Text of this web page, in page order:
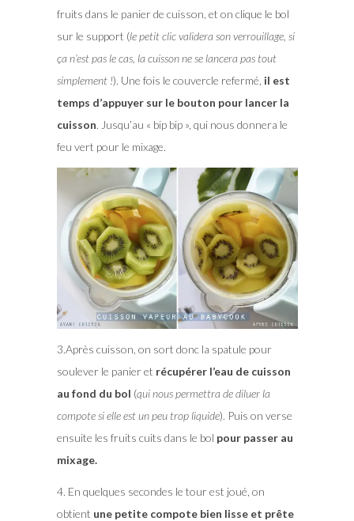
fruits dans le panier de cuisson, et on clique le bol
sur le support (le petit clic validera son verrouillage, si
ça n’est pas le cas, la cuisson ne se lancera pas tout
simplement !). Une fois le couvercle refermé, il est
temps d’appuyer sur le bouton pour lancer la
cuisson. Jusqu’au « bip bip », qui nous donnera le
feu vert pour le mixage.
3.Après cuisson, on sort donc la spatule pour
soulever le panier et récupérer l’eau de cuisson
au fond du bol (qui nous permettra de diluer la
compote si elle est un peu trop liquide). Puis on verse
ensuite les fruits cuits dans le bol pour passer au
mixage.
4. En quelques secondes le tour est joué, on
obtient une petite compote bien lisse et prête